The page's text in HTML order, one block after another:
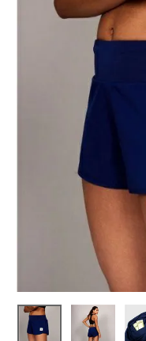
アイテムから選ぶ
ブランドから選ぶ
SALE品はこちら
INFORMATIOM
ご利用ガイド
プライバシーポリシー